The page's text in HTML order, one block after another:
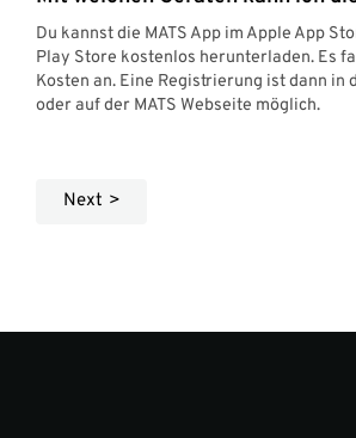
Du kannst die MATS App im Apple App
Play Store kostenlos herunterladen. Es
Kosten an. Eine Registrierung ist dann in
oder auf der MATS Webseite möglich.
Next